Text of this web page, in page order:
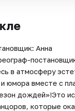
Анна
в атмосферу
юмора вместе с
дождей»!Это
которые